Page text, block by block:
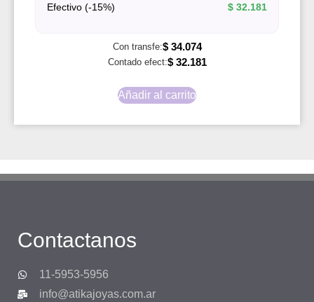
Efectivo (-15%)
$ 32.181
Con transfe:$34.074
Contado efect:$32.181
Añadir al carrito
Contactanos
11-5953-5956
info@atikajoyas.com.ar